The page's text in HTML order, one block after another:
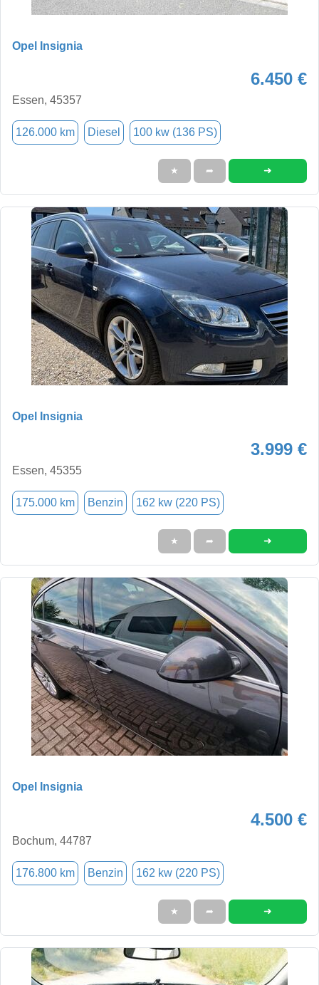
Opel Insignia
6.450 €
Essen, 45357
126.000 km Diesel 100 kw (136 PS)
★ ➦ ➜
Opel Insignia
3.999 €
Essen, 45355
175.000 km Benzin 162 kw (220 PS)
★ ➦ ➜
Opel Insignia
4.500 €
Bochum, 44787
176.800 km Benzin 162 kw (220 PS)
★ ➦ ➜